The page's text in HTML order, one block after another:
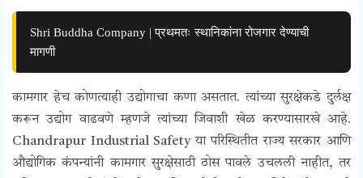
Shri Buddha Company | प्रथमतः स्थानिकांना रोजगार देण्याची
मागणी
कामगार हेच कोणत्याही उद्योगाचा कणा असतात. त्यांच्या सुरक्षेकडे दुर्लक्ष
करून उद्योग वाढवणे म्हणजे त्यांच्या जिवाशी खेळ करण्यासारखे आहे.
Chandrapur Industrial Safety या परिस्थितीत राज्य सरकार आणि
औद्योगिक कंपन्यांनी कामगार सुरक्षेसाठी ठोस पावले उचलली नाहीत, तर